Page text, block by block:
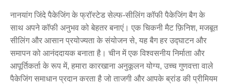
नानयांग जिंदे पैकेजिंग के फ्रॉस्टेड सेल्फ-सीलिंग कॉफी पैकेजिंग बैग के
साथ अपने कॉफी अनुभव को बेहतर बनाएं। एक चिकनी मैट फ़िनिश, मजबूत
सीलिंग और आसान प्रयोज्यता के संयोजन से, यह बैग हर उद्घाटन और
समापन को आनंददायक बनाता है। चीन में एक विश्वसनीय निर्माता और
आपूर्तिकर्ता के रूप में, हमारा कारखाना अनुकूलन योग्य, उच्च गुणवत्ता वाले
पैकेजिंग समाधान प्रदान करता है जो ताजगी और आपके ब्रांड की प्रीमियम